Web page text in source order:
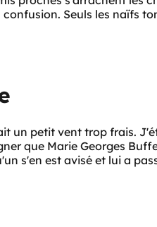
Seuls les naïfs
un petit vent trop frais.
que Marie Georges
s'en est avisé et lui a